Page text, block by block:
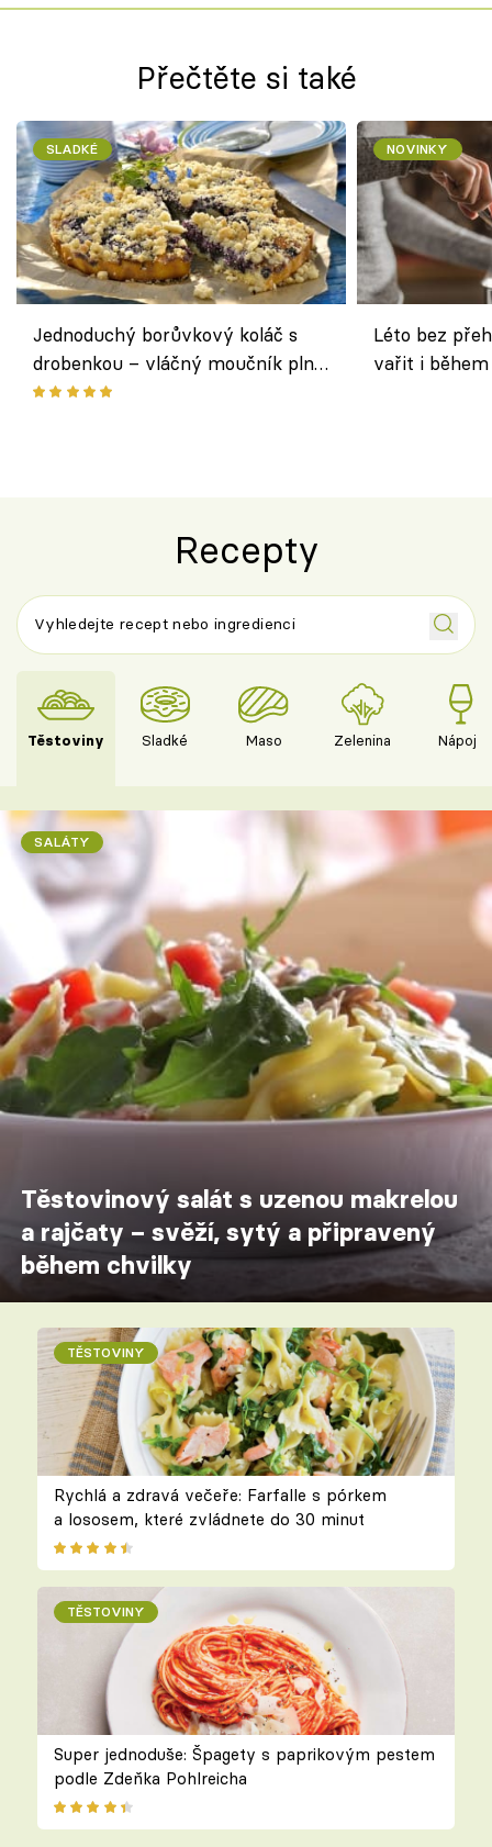
Přečtěte si také
SLADKÉ
Jednoduchý borůvkový koláč s
drobenkou – vláčný moučník plný
ovoce
NOVINKY
Léto bez
vařit i
Recepty
Těstoviny Sladké Maso Zelenina Nápoje
SALÁTY
Těstovinový salát s uzenou makrelou
a rajčaty – svěží, sytý a připravený
během chvilky
TĚSTOVINY
Rychlá a zdravá večeře: Farfalle s pórkem
a lososem, které zvládnete do 30 minut
TĚSTOVINY
Super jednoduše: Špagety s paprikovým pestem
podle Zdeňka Pohlreicha